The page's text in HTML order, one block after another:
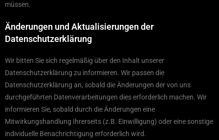
müssen.
Änderungen und Aktualisierungen der
Datenschutzerklärung
Wir bitten Sie sich regelmäßig über den Inhalt unserer
Datenschutzerklärung zu informieren. Wir passen die
Datenschutzerklärung an, sobald die Änderungen der von uns
durchgeführten Datenverarbeitungen dies erforderlich machen. Wir
informieren Sie, sobald durch die Änderungen eine
Mitwirkungshandlung Ihrerseits (z.B. Einwilligung) oder eine sonstige
individuelle Benachrichtigung erforderlich wird.